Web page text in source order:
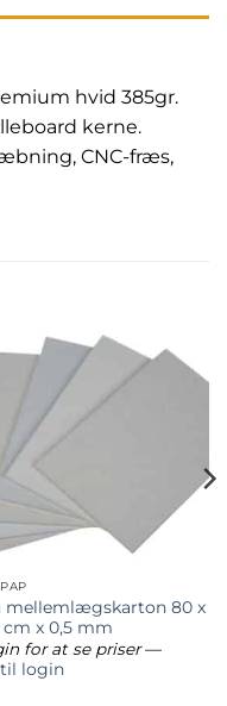
hvid 385gr.
kerne.
CNC-fræs,
mellemlægskarton 80 x
cm x 0,5 mm
for at se priser—
til login